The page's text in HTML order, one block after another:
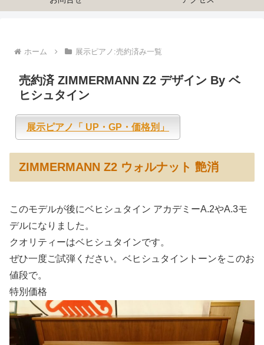
ホーム 展示ピアノ:売約済み一覧
売約済 ZIMMERMANN Z2 デザイン By ベ
ヒシュタイン
展示ピアノ「 UP・GP・価格別」
ZIMMERMANN Z2 ウォルナット 艶消
このモデルが後にベヒシュタイン アカデミーA.2やA.3モ
デルになりました。
クオリティーはベヒシュタインです。
ぜひ一度ご試弾ください。ベヒシュタイントーンをこのお
値段で。
特別価格